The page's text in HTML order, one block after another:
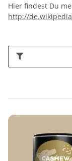
Hier findest Du
http://